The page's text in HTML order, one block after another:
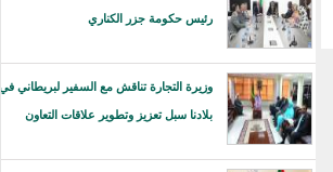
رئيس حكومة جزر الكناري
وزيرة التجارة تناقش مع السفير لبريطاني في
بلادنا سبل تعزيز وتطوير علاقات التعاون